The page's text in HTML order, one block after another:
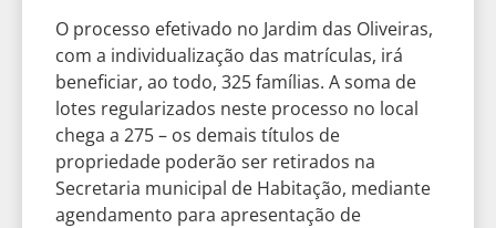
O processo efetivado no Jardim das Oliveiras,
com a individualização das matrículas, irá
beneficiar, ao todo, 325 famílias. A soma de
lotes regularizados neste processo no local
chega a 275 – os demais títulos de
propriedade poderão ser retirados na
Secretaria municipal de Habitação, mediante
agendamento para apresentação de